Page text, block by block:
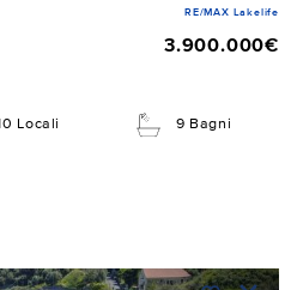
RE/MAX Lakelife
3.900.000€
Locali 9 Bagni